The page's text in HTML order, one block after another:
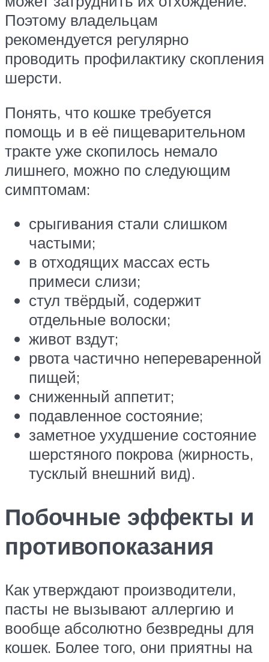
Поэтому владельцам
рекомендуется регулярно
проводить профилактику скопления
шерсти.
Понять, что кошке требуется
помощь и в её пищеварительном
тракте уже скопилось немало
лишнего, можно по следующим
симптомам:
срыгивания стали слишком
частыми;
в отходящих массах есть
примеси слизи;
стул твёрдый, содержит
отдельные волоски;
живот вздут;
рвота частично непереваренной
пищей;
сниженный аппетит;
подавленное состояние;
заметное ухудшение состояние
шерстяного покрова (жирность,
тусклый внешний вид).
Побочные эффекты и
противопоказания
Как утверждают производители,
пасты не вызывают аллергию и
вообще абсолютно безвредны для
кошек. Более того, они приятны на